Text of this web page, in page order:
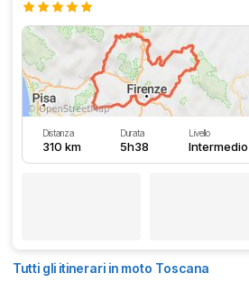
Distanza
310 km
Durata
5h38
Livello
Intermedio
Tutti gli itinerari in moto Toscana